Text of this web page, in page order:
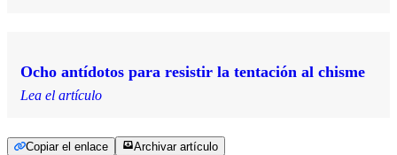
Ocho antídotos para resistir la tentación al chisme
Lea el artículo
Copiar el enlace Archivar artículo